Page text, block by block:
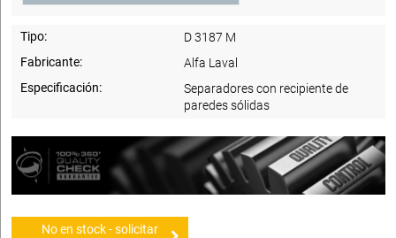
Tipo:
D 3187 M
Fabricante:
Alfa Laval
Especificación:
Separadores con recipiente de
paredes sólidas
No en stock - solicitar